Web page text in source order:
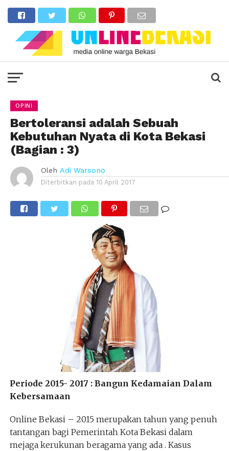
OPINI
Bertoleransi adalah Sebuah
Kebutuhan Nyata di Kota Bekasi
(Bagian : 3)
Oleh Adi Warsono
Diterbitkan pada 10 April 2017
Periode 2015- 2017 : Bangun Kedamaian Dalam
Kebersamaan
Online Bekasi – 2015 merupakan tahun yang penuh
tantangan bagi Pemerintah Kota Bekasi dalam
mejaga kerukunan beragama yang ada . Kasus